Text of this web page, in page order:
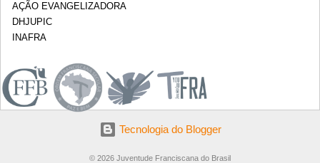
AÇÃO EVANGELIZADORA
DHJUPIC
INAFRA
Tecnologia do Blogger
© 2026 Juventude Franciscana do Brasil